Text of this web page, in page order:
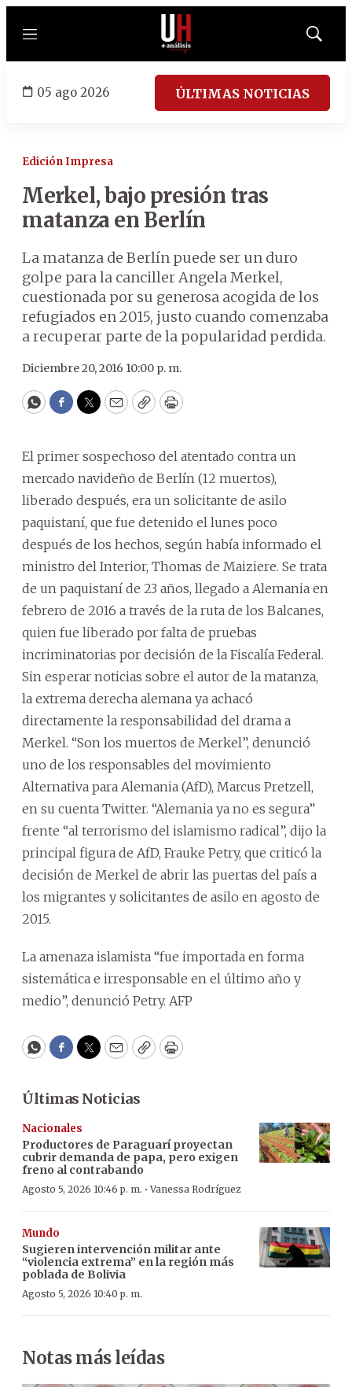
Menú
Mostrar
05 ago 2026 ÚLTIMAS NOTICIAS
Edición Impresa
Merkel, bajo presión tras
matanza en Berlín
La matanza de Berlín puede ser un duro
golpe para la canciller Angela Merkel,
cuestionada por su generosa acogida de los
refugiados en 2015, justo cuando comenzaba
a recuperar parte de la popularidad perdida.
Diciembre 20, 2016 10:00 p. m.
WhatsApp
Facebook
Twitter
EmailCopyPrint
El primer sospechoso del atentado contra un
mercado navideño de Berlín (12 muertos),
liberado después, era un solicitante de asilo
paquistaní, que fue detenido el lunes poco
después de los hechos, según había informado el
ministro del Interior, Thomas de Maiziere. Se trata
de un paquistaní de 23 años, llegado a Alemania en
febrero de 2016 a través de la ruta de los Balcanes,
quien fue liberado por falta de pruebas
incriminatorias por decisión de la Fiscalía Federal.
Sin esperar noticias sobre el autor de la matanza,
la extrema derecha alemana ya achacó
directamente la responsabilidad del drama a
Merkel. “Son los muertos de Merkel”, denunció
uno de los responsables del movimiento
Alternativa para Alemania (AfD), Marcus Pretzell,
en su cuenta Twitter. “Alemania ya no es segura”
frente “al terrorismo del islamismo radical”, dijo la
principal figura de AfD, Frauke Petry, que criticó la
decisión de Merkel de abrir las puertas del país a
los migrantes y solicitantes de asilo en agosto de
2015.
La amenaza islamista “fue importada en forma
sistemática e irresponsable en el último año y
medio”, denunció Petry. AFP
WhatsApp
Facebook
Twitter
EmailCopyPrint
Últimas Noticias
Nacionales
Productores de Paraguarí proyectan
cubrir demanda de papa, pero exigen
freno al contrabando
Agosto 5, 2026 10:46 p. m. ·Vanessa Rodríguez
Mundo
Sugieren intervención militar ante
“violencia extrema” en la región más
poblada de Bolivia
Agosto 5, 2026 10:40 p. m.
Notas más leídas